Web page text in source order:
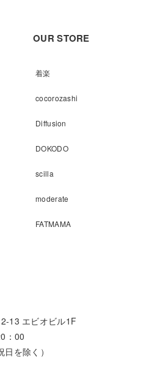
OUR STORE
着楽
cocorozashi
Diffusion
DOKODO
scilla
moderate
FATMAMA
13 エビオビル1F
：00
を除く）